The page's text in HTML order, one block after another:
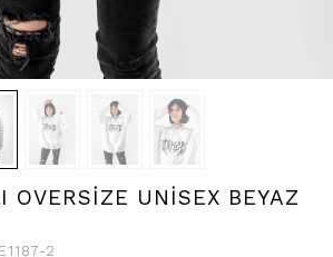
OVERSİZE UNİSEX BEYAZ
2